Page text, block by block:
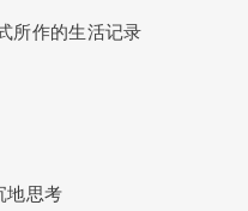
所作的生活记录
地思考